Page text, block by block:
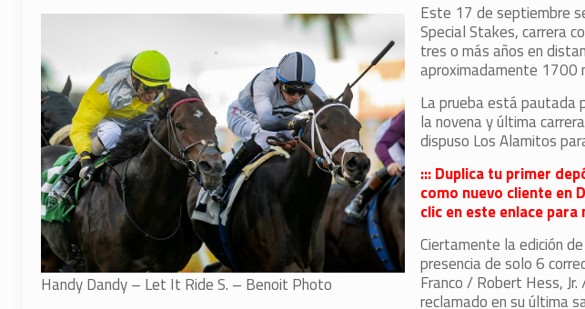
Handy Dandy – Let It Ride S. – Benoit Photo
Este 17 de septiembre
Special Stakes, carrera
tres o más años en
aproximadamente 1700
La prueba está pautada
la novena y última
dispuso Los Alamitos
::: Duplica tu primer
como nuevo cliente en
clic en este enlace
Ciertamente la edición
presencia de solo 6
Franco / Robert Hess,
reclamado en su última